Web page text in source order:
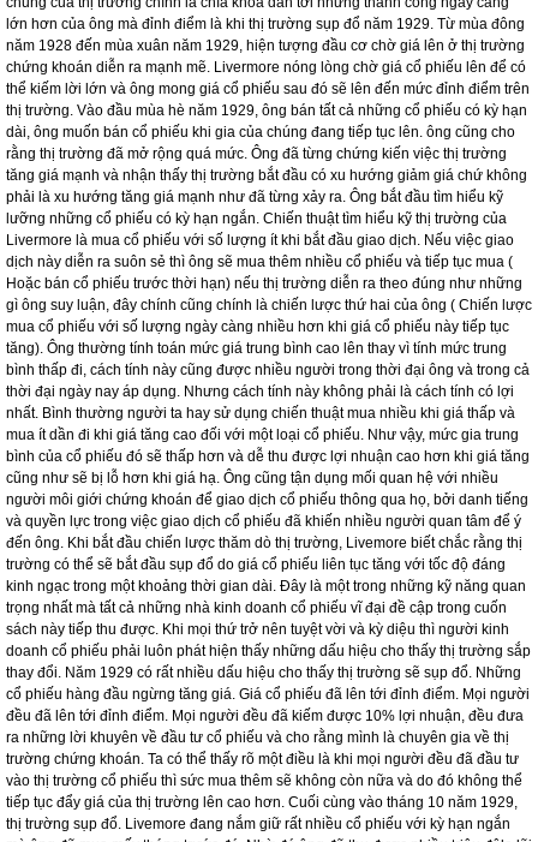
thể trở thành người đứng đầu trong lĩnh vực cổ phiếu. Ông khám phá ra rằng khi
thị trường có xu hướng tăng giá thì sẽ xác định được những cổ phiếu ăn khách
nhất trong những ngành hàng đầu. Việc xác định này một lần nữa giúp ông thấy
được tầm quan trọng của việc hiểu biết những nguyên tắc cơ bản trên thị trường
cũng như giá cổ phiếu. Việc ông khám phá một số cổ phiếu nhất định thuộc
cùng một ngành nghề hoạt động giống nhau như thế nào và những nhóm cổ
phiếu hàng đầu vận động theo chiều hướng nào để phù hợp với xu hướng
chung của thị trường chính là chìa khóa dẫn tới những thành công ngày càng
lớn hơn của ông mà đỉnh điểm là khi thị trường sụp đổ năm 1929. Từ mùa đông
năm 1928 đến mùa xuân năm 1929, hiện tượng đầu cơ chờ giá lên ở thị trường
chứng khoán diễn ra mạnh mẽ. Livermore nóng lòng chờ giá cổ phiếu lên để có
thể kiếm lời lớn và ông mong giá cổ phiếu sau đó sẽ lên đến mức đỉnh điểm trên
thị trường. Vào đầu mùa hè năm 1929, ông bán tất cả những cổ phiếu có kỳ hạn
dài, ông muốn bán cổ phiếu khi gia của chúng đang tiếp tục lên. ông cũng cho
rằng thị trường đã mở rộng quá mức. Ông đã từng chứng kiến việc thị trường
tăng giá mạnh và nhận thấy thị trường bắt đầu có xu hướng giảm giá chứ không
phải là xu hướng tăng giá mạnh như đã từng xảy ra. Ông bắt đầu tìm hiểu kỹ
lưỡng những cổ phiếu có kỳ hạn ngắn. Chiến thuật tìm hiểu kỹ thị trường của
Livermore là mua cổ phiếu với số lượng ít khi bắt đầu giao dịch. Nếu việc giao
dịch này diễn ra suôn sẻ thì ông sẽ mua thêm nhiều cổ phiếu và tiếp tục mua (
Hoặc bán cổ phiếu trước thời hạn) nếu thị trường diễn ra theo đúng như những
gì ông suy luận, đây chính cũng chính là chiến lược thứ hai của ông ( Chiến lược
mua cổ phiếu với số lượng ngày càng nhiều hơn khi giá cổ phiếu này tiếp tục
tăng). Ông thường tính toán mức giá trung bình cao lên thay vì tính mức trung
bình thấp đi, cách tính này cũng được nhiều người trong thời đại ông và trong cả
thời đại ngày nay áp dụng. Nhưng cách tính này không phải là cách tính có lợi
nhất. Bình thường người ta hay sử dụng chiến thuật mua nhiều khi giá thấp và
mua ít dần đi khi giá tăng cao đối với một loại cổ phiếu. Như vậy, mức gia trung
bình của cổ phiếu đó sẽ thấp hơn và dễ thu được lợi nhuận cao hơn khi giá tăng
cũng như sẽ bị lỗ hơn khi giá hạ. Ông cũng tận dụng mối quan hệ với nhiều
người môi giới chứng khoán để giao dịch cổ phiếu thông qua họ, bởi danh tiếng
và quyền lực trong việc giao dịch cổ phiếu đã khiến nhiều người quan tâm để ý
đến ông. Khi bắt đầu chiến lược thăm dò thị trường, Livemore biết chắc rằng thị
trường có thể sẽ bắt đầu sụp đổ do giá cổ phiếu liên tục tăng với tốc độ đáng
kinh ngạc trong một khoảng thời gian dài. Đây là một trong những kỹ năng quan
trọng nhất mà tất cả những nhà kinh doanh cổ phiếu vĩ đại đề cập trong cuốn
sách này tiếp thu được. Khi mọi thứ trở nên tuyệt vời và kỳ diệu thì người kinh
doanh cổ phiếu phải luôn phát hiện thấy những dấu hiệu cho thấy thị trường sắp
thay đổi. Năm 1929 có rất nhiều dấu hiệu cho thấy thị trường sẽ sụp đổ. Những